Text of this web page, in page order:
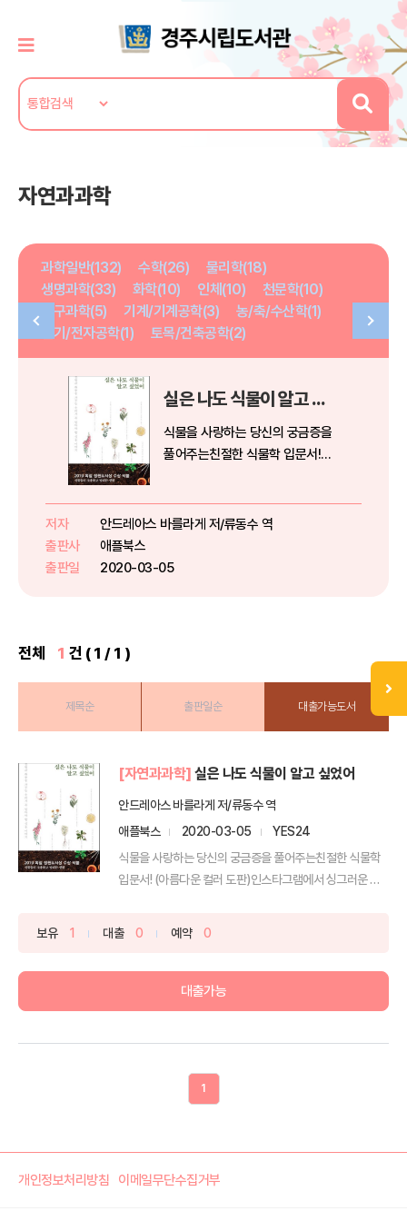
자연과과학
과학일반(132) 수학(26)
물리학(18)
생명과학(33)
화학(10) 인체(10)
천문학(10)
지구과학(5)
기계/기계공학(3)
농/축/수산학(1)
전기/전자공학(1)
토목/건축공학(2)
실은 나도 식물이 알고 싶었어
식물을 사랑하는 당신의 궁금증을
풀어주는친절한 식물학 입문서!
진이 눈에 들어오고, 언젠가 정원
었다면 당신은 식물을 사랑하는 사
저자
안드레아스 바를라게 저/류동수 역
출판사
애플북스
출판일
2020-03-05
전체 1 건 ( 1 / 1 )
제목순 출판일순 대출가능도서
[자연과과학] 실은 나도 식물이 알고 싶었어
안드레아스 바를라게 저/류동수 역
애플북스
2020-03-05
YES24
식물을 사랑하는 당신의 궁금증을 풀어주는친절한 식물학
입문서! (아름다운 컬러 도판)인스타그램에서 싱그러운 초
보유 1 대출 0 예약 0
대출가능
1
개인정보처리방침 이메일무단수집거부